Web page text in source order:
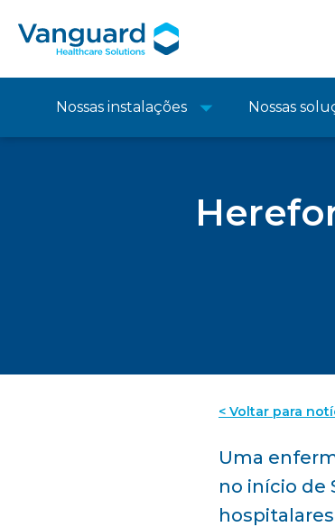
Nossas instalações Nossas
< Voltar para
Uma
no início de